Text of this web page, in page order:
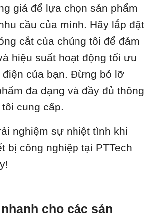
giá để lựa chọn sản phẩm
cầu của mình. Hãy lắp đặt
cắt của chúng tôi để đảm
hiệu suất hoạt động tối ưu
điện của bạn. Đừng bỏ lỡ
đa dạng và đầy đủ thông
cung cấp.
nghiệm sự nhiệt tình khi
bị công nghiệp tại PTTech
cho các sản